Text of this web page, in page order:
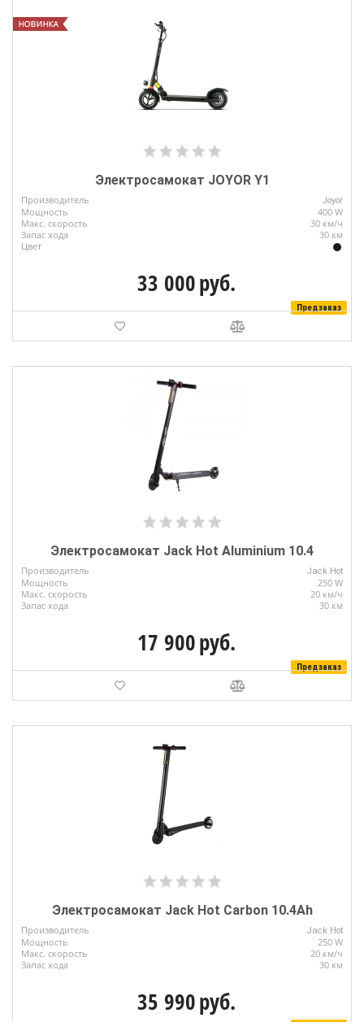
Электросамокат JOYOR Y1
Производитель Joyor
Мощность
400 W
Макс. скорость
30 км/ч
Запас хода
30 км
Цвет
33 000руб.
Предзаказ
Электросамокат Jack Hot Aluminium 10.4
Производитель Jack Hot
Мощность
250 W
Макс. скорость
20 км/ч
Запас хода
30 км
17 900руб.
Предзаказ
Электросамокат Jack Hot Carbon 10.4Ah
Производитель Jack Hot
Мощность
250 W
Макс. скорость
20 км/ч
Запас хода
30 км
35 990руб.